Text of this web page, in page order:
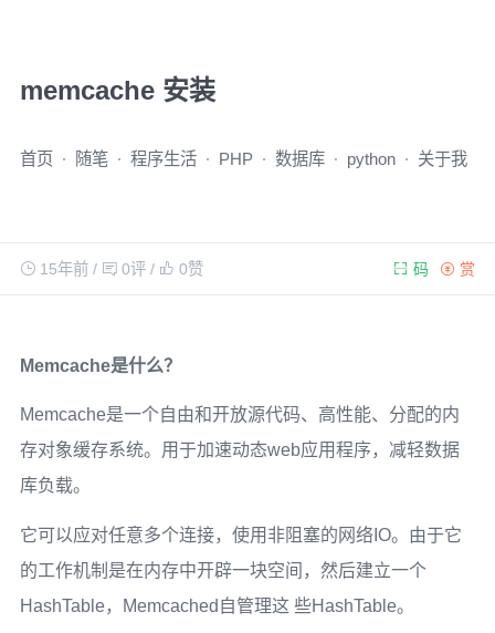
memcache 安装
首页 随笔 程序生活 PHP 数据库 python 关于我
15年前/ 0评/ 0赞 赏
码
Memcache是什么？
Memcache是一个自由和开放源代码、高性能、分配的内
存对象缓存系统。用于加速动态web应用程序，减轻数据
库负载。
它可以应对任意多个连接，使用非阻塞的网络IO。由于它
的工作机制是在内存中开辟一块空间，然后建立一个
HashTable，Memcached自管理这 些HashTable。